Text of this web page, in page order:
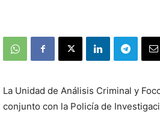
La Unidad de Análisis Criminal y
conjunto con la Policía de